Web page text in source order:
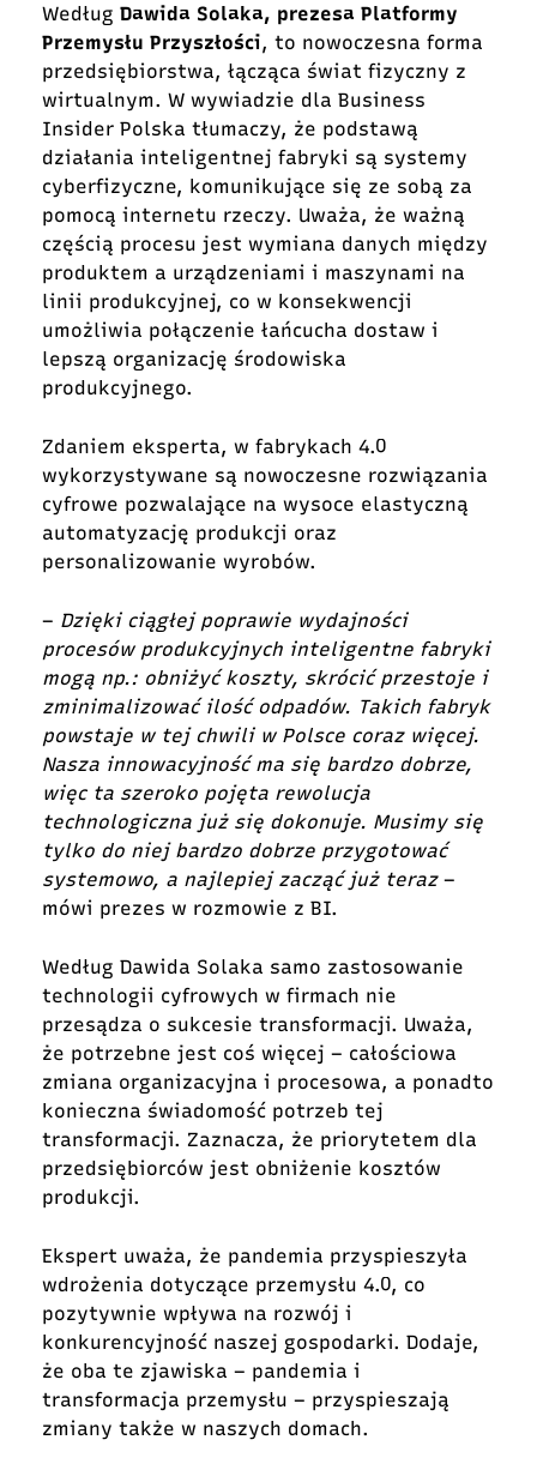
Według Dawida Solaka, prezesa Platformy
Przemysłu Przyszłości, to nowoczesna forma
przedsiębiorstwa, łącząca świat fizyczny z
wirtualnym. W wywiadzie dla Business
Insider Polska tłumaczy, że podstawą
działania inteligentnej fabryki są systemy
cyberfizyczne, komunikujące się ze sobą za
pomocą internetu rzeczy. Uważa, że ważną
częścią procesu jest wymiana danych między
produktem a urządzeniami i maszynami na
linii produkcyjnej, co w konsekwencji
umożliwia połączenie łańcucha dostaw i
lepszą organizację środowiska
produkcyjnego.
Zdaniem eksperta, w fabrykach 4.0
wykorzystywane są nowoczesne rozwiązania
cyfrowe pozwalające na wysoce elastyczną
automatyzację produkcji oraz
personalizowanie wyrobów.
– Dzięki ciągłej poprawie wydajności
procesów produkcyjnych inteligentne fabryki
mogą np.: obniżyć koszty, skrócić przestoje i
zminimalizować ilość odpadów. Takich fabryk
powstaje w tej chwili w Polsce coraz więcej.
Nasza innowacyjność ma się bardzo dobrze,
więc ta szeroko pojęta rewolucja
technologiczna już się dokonuje. Musimy się
tylko do niej bardzo dobrze przygotować
systemowo, a najlepiej zacząć już teraz–
mówi prezes w rozmowie z BI.
Według Dawida Solaka samo zastosowanie
technologii cyfrowych w firmach nie
przesądza o sukcesie transformacji. Uważa,
że potrzebne jest coś więcej – całościowa
zmiana organizacyjna i procesowa, a ponadto
konieczna świadomość potrzeb tej
transformacji. Zaznacza, że priorytetem dla
przedsiębiorców jest obniżenie kosztów
produkcji.
Ekspert uważa, że pandemia przyspieszyła
wdrożenia dotyczące przemysłu 4.0, co
pozytywnie wpływa na rozwój i
konkurencyjność naszej gospodarki. Dodaje,
że oba te zjawiska – pandemia i
transformacja przemysłu – przyspieszają
zmiany także w naszych domach.